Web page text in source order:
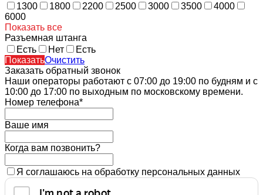
1300
1800 2200 2500 3000 3500
4000
6000
Показать все
Разъемная штанга
Есть
Нет
Есть
ПоказатьОчистить
Заказать обратный звонок
Наши операторы работают с 07:00 до 19:00 по будням и с
10:00 до 17:00 по выходным по московскому времени.
Номер телефона*
Ваше имя
Когда вам позвонить?
Я соглашаюсь на обработку персональных данных